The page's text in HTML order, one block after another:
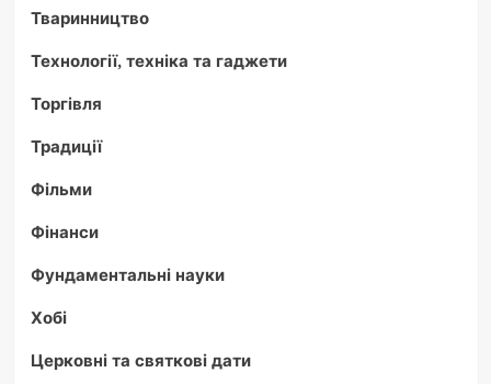
Тваринництво
Технології, техніка та гаджети
Торгівля
Традиції
Фільми
Фінанси
Фундаментальні науки
Хобі
Церковні та святкові дати